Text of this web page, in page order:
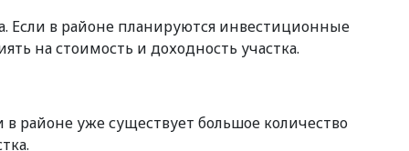
Если в районе планируются инвестиционные
на стоимость и доходность участка.
районе уже существует большое количество